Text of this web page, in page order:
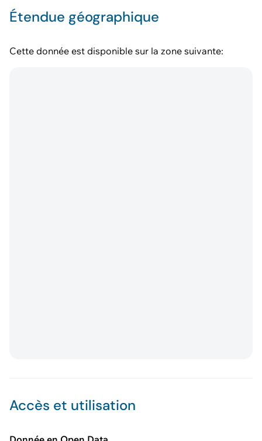
Étendue géographique
Cette donnée est disponible sur la zone suivante:
Accès et utilisation